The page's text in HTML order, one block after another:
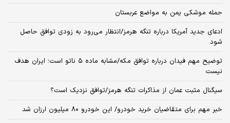
حمله موشکی یمن به مواضع عربستان
ادعای جدید آمریکا درباره تنگه هرمز/انتظار می‌رود به زودی توافق حاصل
شود
توضیح مهم فیدان درباره توافق مکه/مشابه ماده ۵ ناتو است؛ ایران هدف
نیست
سیگنال‌ مثبت عمان از مذاکرات تنگه هرمز/توافق نزدیک است؟
خبر مهم برای متقاضیان خرید خودرو/ این خودرو ۸۰ میلیون ارزان شد